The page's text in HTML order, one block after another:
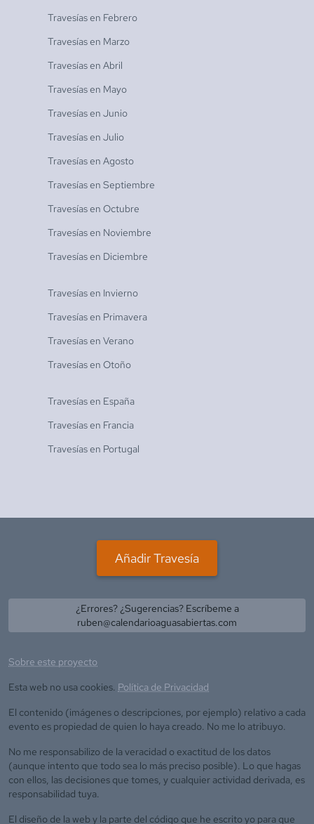
Travesías en Febrero
Travesías en Marzo
Travesías en Abril
Travesías en Mayo
Travesías en Junio
Travesías en Julio
Travesías en Agosto
Travesías en Septiembre
Travesías en Octubre
Travesías en Noviembre
Travesías en Diciembre
Travesías en Invierno
Travesías en Primavera
Travesías en Verano
Travesías en Otoño
Travesías en España
Travesías en Francia
Travesías en Portugal
Añadir Travesía
¿Errores? ¿Sugerencias? Escríbeme a
ruben@calendarioaguasabiertas.com
Sobre este proyecto
Esta web no usa cookies. Política de Privacidad
El contenido (imágenes o descripciones, por ejemplo) relativo a cada
evento es propiedad de quien lo haya creado. No me lo atribuyo.
No me responsabilizo de la veracidad o exactitud de los datos
(aunque intento que todo sea lo más preciso posible). Lo que hagas
con ellos, las decisiones que tomes, y cualquier actividad derivada, es
responsabilidad tuya.
El diseño de la web y la parte del código que he escrito yo para que